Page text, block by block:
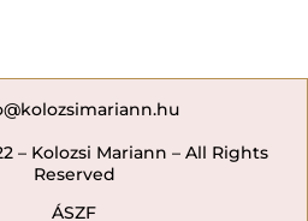
– Kolozsi Mariann – All Rights
Reserved
ÁSZF